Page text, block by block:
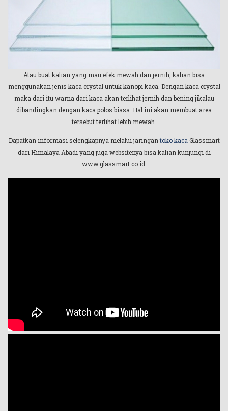
Atau buat kalian yang mau efek mewah dan jernih, kalian bisa
menggunakan jenis kaca crystal untuk kanopi kaca. Dengan kaca crystal
maka dari itu warna dari kaca akan terlihat jernih dan bening jikalau
dibandingkan dengan kaca polos biasa. Hal ini akan membuat area
tersebut terlihat lebih mewah.
Dapatkan informasi selengkapnya melalui jaringantoko kacaGlassmart
dari Himalaya Abadi yang juga websitenya bisa kalian kunjungi di
www.glassmart.co.id.